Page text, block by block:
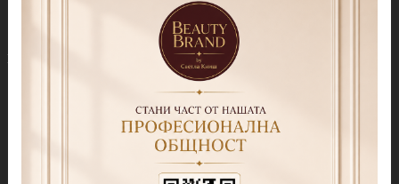
Бази
Колекции цветни бази
Колекция Cover Base Tonal
Колекция Thermo Cover
Праймери
Други течности
Грижа за нокти и кожа
Продукти за педикюр Callux
Избери по серия
Callux Серия Лавандула
Callux Серия Класик